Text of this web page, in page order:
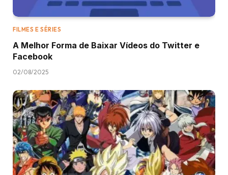
FILMES E SÉRIES
A Melhor Forma de Baixar Vídeos do Twitter e
Facebook
02/08/2025